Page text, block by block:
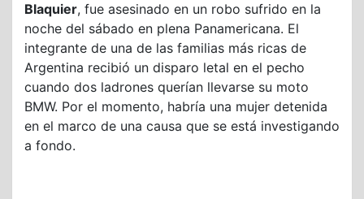
Blaquier, fue asesinado en un robo sufrido en la
noche del sábado en plena Panamericana. El
integrante de una de las familias más ricas de
Argentina recibió un disparo letal en el pecho
cuando dos ladrones querían llevarse su moto
BMW. Por el momento, habría una mujer detenida
en el marco de una causa que se está investigando
a fondo.